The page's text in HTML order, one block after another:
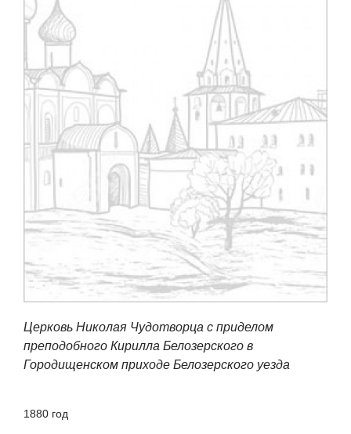
Церковь Николая Чудотворца с приделом
преподобного Кирилла Белозерского в
Городищенском приходе Белозерского уезда
1880 год